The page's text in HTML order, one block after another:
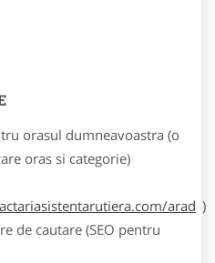
orasul dumneavoastra (o
oras si categorie)
arad )
de cautare (SEO pentru